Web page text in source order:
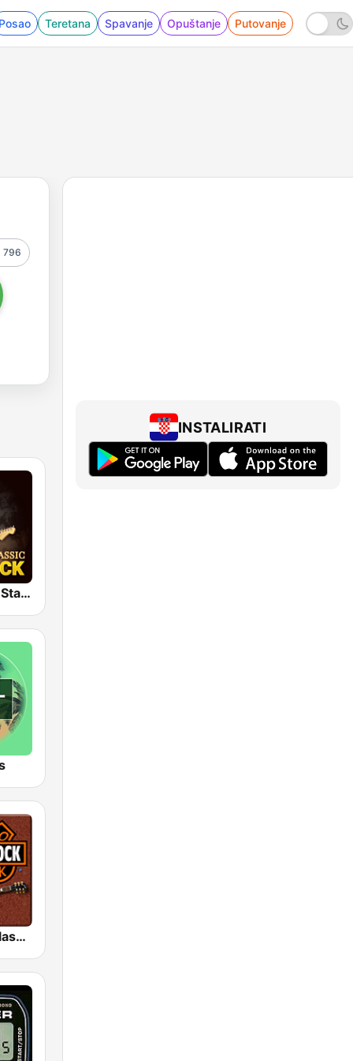
Teretana Spavanje Opuštanje Putovanje
796
Classic Rock Station
HD Radio - Classic Rock
INSTALIRATI